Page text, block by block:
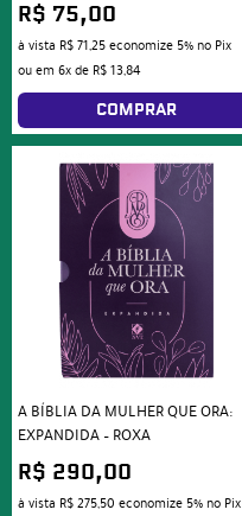
R$ 75,00
à vista R$ 71,25economize 5% no Pix
ou em 6xde R$ 13,84
COMPRAR
A BÍBLIA DA MULHER QUE ORA:
EXPANDIDA – ROXA
R$ 290,00
à vista R$ 275,50 economize 5% no Pix